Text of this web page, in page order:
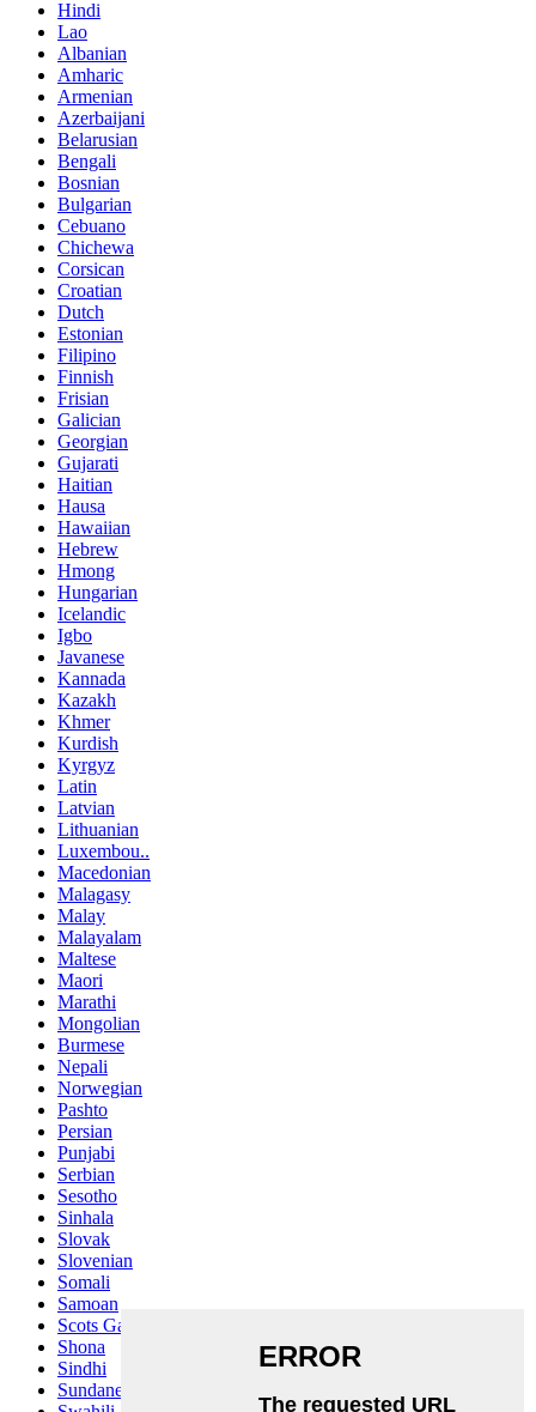
Hindi
Lao
Albanian
Amharic
Armenian
Azerbaijani
Belarusian
Bengali
Bosnian
Bulgarian
Cebuano
Chichewa
Corsican
Croatian
Dutch
Estonian
Filipino
Finnish
Frisian
Galician
Georgian
Gujarati
Haitian
Hausa
Hawaiian
Hebrew
Hmong
Hungarian
Icelandic
Igbo
Javanese
Kannada
Kazakh
Khmer
Kurdish
Kyrgyz
Latin
Latvian
Lithuanian
Luxembou..
Macedonian
Malagasy
Malay
Malayalam
Maltese
Maori
Marathi
Mongolian
Burmese
Nepali
Norwegian
Pashto
Persian
Punjabi
Serbian
Sesotho
Sinhala
Slovak
Slovenian
Somali
Samoan
Scots Gaelic
Shona
Sindhi
Sundanese